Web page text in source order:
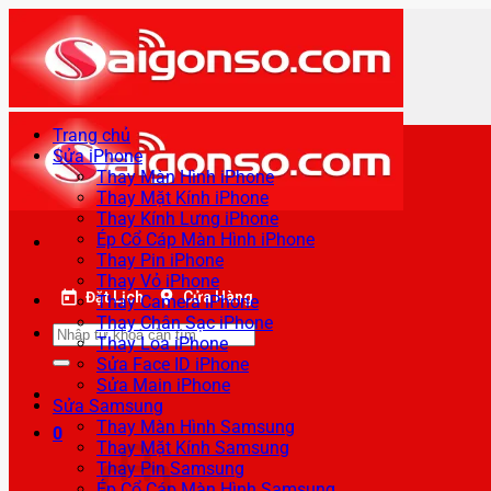
qua
nội
dung
Đặt Lịch Cửa Hàng
Tìm
kiếm:
0
Trang chủ
Sửa iPhone
Thay Màn Hình iPhone
Thay Mặt Kính iPhone
Thay Kính Lưng iPhone
Ép Cổ Cáp Màn Hình iPhone
Thay Pin iPhone
Thay Vỏ iPhone
Thay Camera iPhone
Thay Chân Sạc iPhone
Thay Loa iPhone
Sửa Face ID iPhone
Sửa Main iPhone
Sửa Samsung
Thay Màn Hình Samsung
Thay Mặt Kính Samsung
Thay Pin Samsung